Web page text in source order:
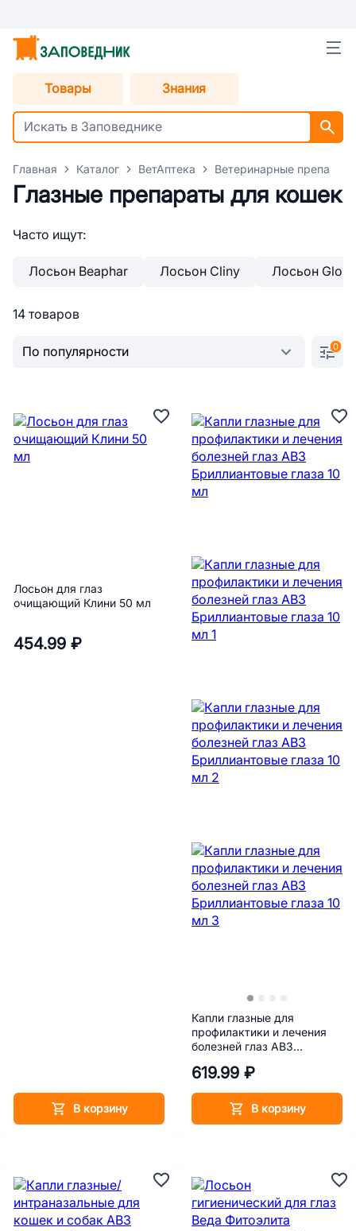
Товары Знания
Главная Каталог ВетАптека Ветеринарные
Глазные препараты для кошек
Часто ищут:
Лосьон Beaphar Лосьон Cliny Лосьон
14 товаров
0
Лосьон для глаз
очищающий Клини 50 мл
454.99 ₽
В корзину
Капли глазные для
профилактики и лечения
болезней глаз АВЗ
619.99 ₽
В корзину